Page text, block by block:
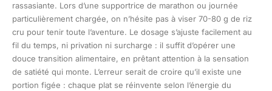
rassasiante. Lors d’une supportrice de marathon ou journée
particulièrement chargée, on n’hésite pas à viser 70-80 g de riz
cru pour tenir toute l’aventure. Le dosage s’ajuste facilement au
fil du temps, ni privation ni surcharge : il suffit d’opérer une
douce transition alimentaire, en prêtant attention à la sensation
de satiété qui monte. L’erreur serait de croire qu’il existe une
portion figée : chaque plat se réinvente selon l’énergie du